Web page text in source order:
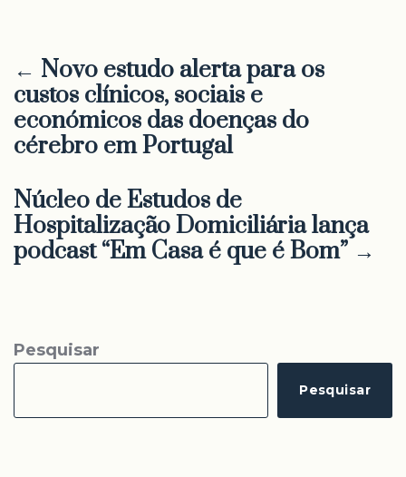
← Novo estudo alerta para os
custos clínicos, sociais e
económicos das doenças do
cérebro em Portugal
Núcleo de Estudos de
Hospitalização Domiciliária lança
podcast “Em Casa é que é Bom” →
Pesquisar
Pesquisar